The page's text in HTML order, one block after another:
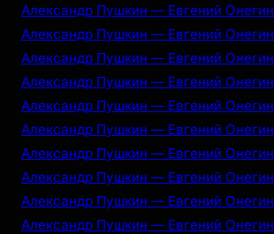
Александр Пушкин — Евгений Онегин
Александр Пушкин — Евгений Онегин
Александр Пушкин — Евгений Онегин
Александр Пушкин — Евгений Онегин
Александр Пушкин — Евгений Онегин
Александр Пушкин — Евгений Онегин
Александр Пушкин — Евгений Онегин
Александр Пушкин — Евгений Онегин
Александр Пушкин — Евгений Онегин
Александр Пушкин — Евгений Онегин